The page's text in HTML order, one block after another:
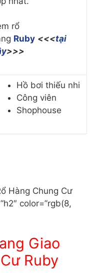
rổ
Ruby <<<tại
>>>
Hồ bơi thiếu nhi
Công viên
Shophouse
Hàng Chung Cư
color=”rgb(8,
Giao
Ruby